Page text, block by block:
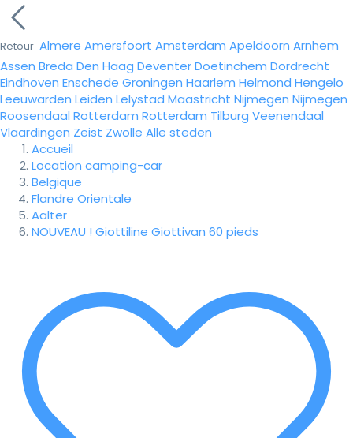
Retour Almere Amersfoort Amsterdam Apeldoorn Arnhem
Assen Breda Den Haag DeventerDoetinchem Dordrecht
Eindhoven Enschede Groningen Haarlem Helmond Hengelo
Leeuwarden Leiden Lelystad Maastricht Nijmegen Nijmegen
Roosendaal Rotterdam Rotterdam Tilburg Veenendaal
Vlaardingen Zeist Zwolle Alle steden
Accueil
Location camping-car
Belgique
Flandre Orientale
Aalter
NOUVEAU ! Giottiline Giottivan 60 pieds